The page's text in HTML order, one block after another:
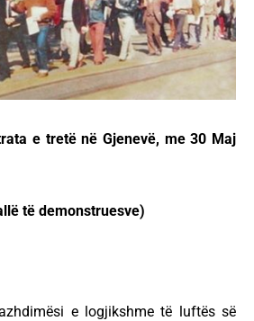
e tretë në Gjenevë, me 30 Maj
të demonstruesve)
e logjikshme të luftës së